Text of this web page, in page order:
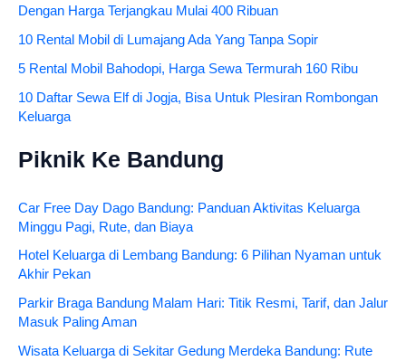
Dengan Harga Terjangkau Mulai 400 Ribuan
10 Rental Mobil di Lumajang Ada Yang Tanpa Sopir
5 Rental Mobil Bahodopi, Harga Sewa Termurah 160 Ribu
10 Daftar Sewa Elf di Jogja, Bisa Untuk Plesiran Rombongan
Keluarga
Piknik Ke Bandung
Car Free Day Dago Bandung: Panduan Aktivitas Keluarga
Minggu Pagi, Rute, dan Biaya
Hotel Keluarga di Lembang Bandung: 6 Pilihan Nyaman untuk
Akhir Pekan
Parkir Braga Bandung Malam Hari: Titik Resmi, Tarif, dan Jalur
Masuk Paling Aman
Wisata Keluarga di Sekitar Gedung Merdeka Bandung: Rute